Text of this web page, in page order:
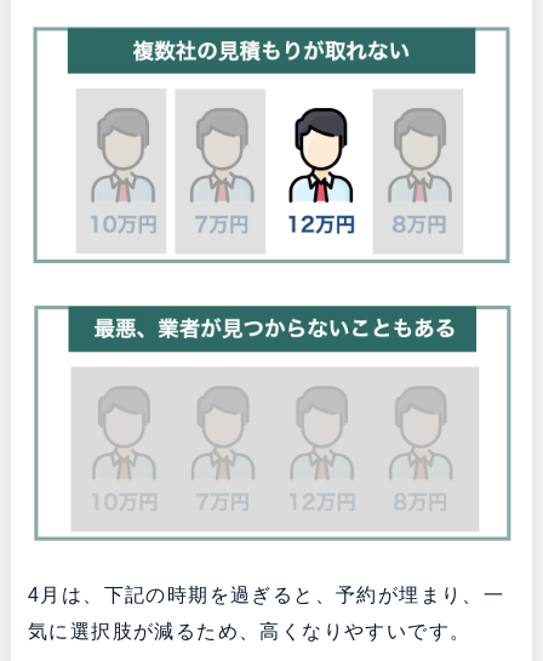
4月は、下記の時期を過ぎると、予約が埋まり、一
気に選択肢が減るため、高くなりやすいです。